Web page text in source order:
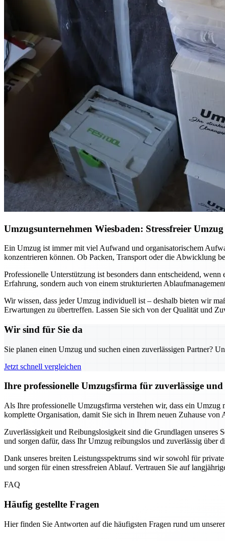
Umzugsunternehmen Wiesbaden: Stressfreier
Ein Umzug ist immer mit viel Aufwand und organisatorischem
konzentrieren können. Ob Packen, Transport oder die Abwicklung
Professionelle Unterstützung ist besonders dann entscheidend,
Erfahrung, sondern auch von einem strukturierten
Wir wissen, dass jeder Umzug individuell ist – deshalb bieten wir
Erwartungen zu übertreffen. Lassen Sie sich von der Qualität und
Wir sind für Sie da
Sie planen einen Umzug und suchen einen zuverlässigen Partner?
Jetzt schnell vergleichen
Ihre professionelle Umzugsfirma für zuverlässige
Als Ihre professionelle Umzugsfirma verstehen wir, dass ein
komplette Organisation, damit Sie sich in Ihrem neuen Zuhause
Zuverlässigkeit und Reibungslosigkeit sind die Grundlagen unseres
und sorgen dafür, dass Ihr Umzug reibungslos und zuverlässig
Dank unseres breiten Leistungsspektrums sind wir sowohl für
und sorgen für einen stressfreien Ablauf. Vertrauen Sie auf
FAQ
Häufig gestellte Fragen
Hier finden Sie Antworten auf die häufigsten Fragen rund um